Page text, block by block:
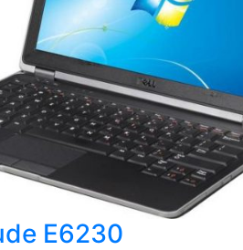
E6230